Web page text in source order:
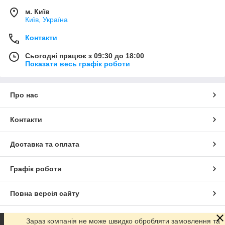
м. Київ
Київ, Україна
Контакти
Сьогодні працює з 09:30 до 18:00
Показати весь графік роботи
Про нас
Контакти
Доставка та оплата
Графік роботи
Повна версія сайту
Сайт створено на маркетплейсі Prom.ua
Зараз компанія не може швидко обробляти замовлення та